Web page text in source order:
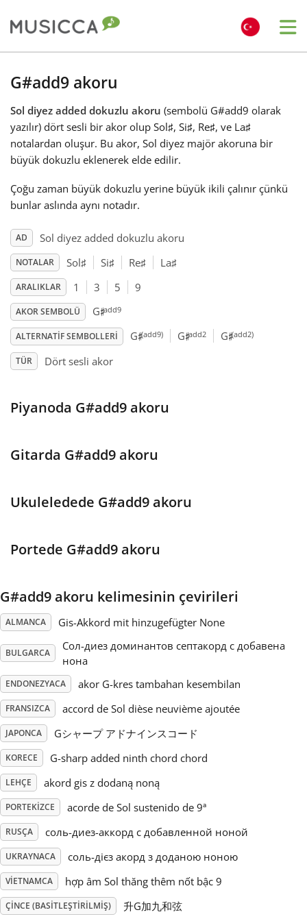
Български
Dansk
Deutsch
English
Español
Français
日本語
Polski
Português
Русский
Svenska
Tiếng Việt
Українська
简体中文
繁體中文
G#add9 akoru
Sol diyez added dokuzlu akoru (sembolü G#add9 olarak
yazılır) dört sesli bir akor olup Sol♯, Si♯, Re♯, ve La♯
notalardan oluşur. Bu akor, Sol diyez majör akoruna bir
büyük dokuzlu eklenerek elde edilir.
Çoğu zaman büyük dokuzlu yerine büyük ikili çalınır çünkü
bunlar aslında aynı notadır.
AD Sol diyez added dokuzlu akoru
NOTALAR Sol♯ Si♯ Re♯ La♯
ARALIKLAR 1 3 5 9
AKOR SEMBOLÜ G♯add9
ALTERNATIF SEMBOLLERI G♯(add9) G♯add2 G♯(add2)
TÜR Dört sesli akor
Piyanoda G#add9 akoru
Gitarda G#add9 akoru
Ukuleledede G#add9 akoru
Portede G#add9 akoru
G#add9 akoru kelimesinin çevirileri
ALMANCA Gis-Akkord mit hinzugefügter None
BULGARCA
Сол-диез доминантов септакорд с добавена
нона
ENDONEZYACA akor G-kres tambahan kesembilan
FRANSIZCA accord de Sol dièse neuvième ajoutée
JAPONCA Gシャープ アドナインスコード
KORECE G-sharp added ninth chord chord
LEHÇE akord gis z dodaną noną
PORTEKIZCE acorde de Sol sustenido de 9ª
RUSÇA соль-диез-аккорд с добавленной ноной
UKRAYNACA соль-дієз акорд з доданою ноною
VIETNAMCA hợp âm Sol thăng thêm nốt bậc 9
ÇINCE (BASITLEŞTIRILMIŞ) 升G加九和弦